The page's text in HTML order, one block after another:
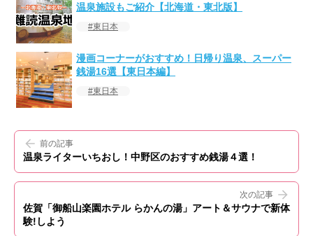
温泉施設もご紹介【北海道・東北版】
東日本
漫画コーナーがおすすめ！日帰り温泉、スーパー
銭湯16選【東日本編】
東日本
前の記事
温泉ライターいちおし！中野区のおすすめ銭湯４選！
次の記事
佐賀「御船山楽園ホテル らかんの湯」アート＆サウナで新体
験!しよう